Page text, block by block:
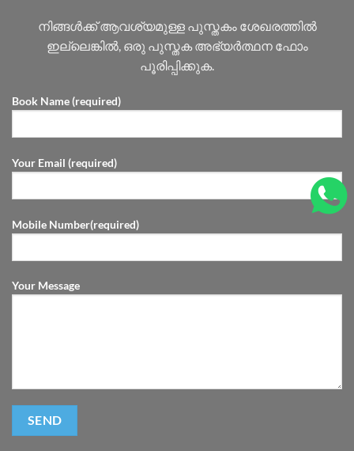
നിങ്ങൾക്ക് ആവശ്യമുള്ള പുസ്തകം ശേഖരത്തിൽ
ഇല്ലെങ്കിൽ, ഒരു പുസ്തക അഭ്യർത്ഥന ഫോം
പൂരിപ്പിക്കുക.
Book Name (required)
Your Email (required)
Mobile Number(required)
Your Message